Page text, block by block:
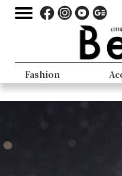
Fashion